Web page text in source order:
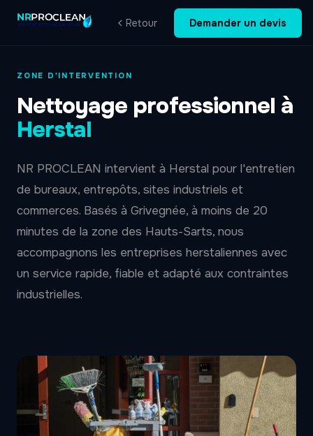
Retour Demander un devis
ZONE D'INTERVENTION
Nettoyage professionnel à
Herstal
NR PROCLEAN intervient à Herstal pour l'entretien
de bureaux, entrepôts, sites industriels et
commerces. Basés à Grivegnée, à moins de 20
minutes de la zone des Hauts-Sarts, nous
accompagnons les entreprises herstaliennes avec
un service rapide, fiable et adapté aux contraintes
industrielles.